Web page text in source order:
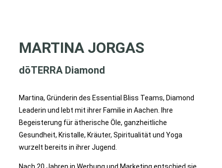
MARTINA JORGAS
dōTERRA Diamond
Martina, Gründerin des Essential Bliss Teams, Diamond
Leaderin und lebt mit ihrer Familie in Aachen. Ihre
Begeisterung für ätherische Öle, ganzheitliche
Gesundheit, Kristalle, Kräuter, Spiritualität und Yoga
wurzelt bereits in ihrer Jugend.